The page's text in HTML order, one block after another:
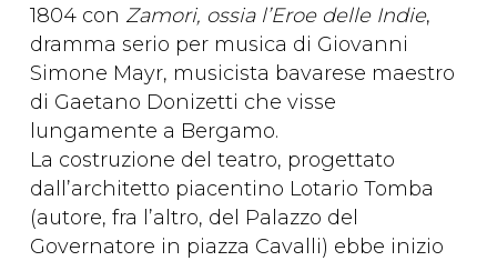
1804 con Zamori, ossia l’Eroe delle Indie,
dramma serio per musica di Giovanni
Simone Mayr, musicista bavarese maestro
di Gaetano Donizetti che visse
lungamente a Bergamo.
La costruzione del teatro, progettato
dall’architetto piacentino Lotario Tomba
(autore, fra l’altro, del Palazzo del
Governatore in piazza Cavalli) ebbe inizio